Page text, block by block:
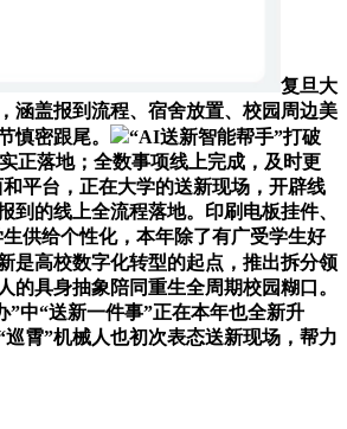
复旦大
涵盖报到流程、宿舍放置、校园周边美
慎密跟尾。
“AI送新智能帮手”打破
正落地；全数事项线上完成，及时更
平台，正在大学的送新现场，开辟线
的线上全流程落地。印刷电板挂件、
供给个性化，本年除了有广受学生好
是高校数字化转型的起点，推出拆分领
具身抽象陪同重生全周期校园糊口。
中“送新一件事”正在本年也全新升
霄”机械人也初次表态送新现场，帮力